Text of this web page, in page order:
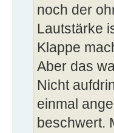
noch der
Lautstärke
Klappe
Aber das
Nicht
einmal
beschwert.